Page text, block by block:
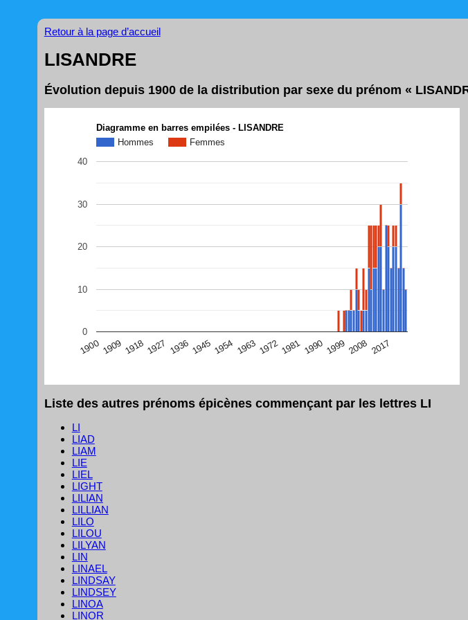
Retour à la page d’accueil
LISANDRE
Évolution depuis 1900 de la distribution par sexe du prénom «
Diagramme en barres empilées - LISANDRE
Hommes
Femmes
1900 1909 1918 1927 1936 1945 1954 1963 19721981 1990 1999 2008 2017
0
10
20
30
40
Liste des autres prénoms épicènes commençant par les lettres LI
LI
LIAD
LIAM
LIE
LIEL
LIGHT
LILIAN
LILLIAN
LILO
LILOU
LILYAN
LIN
LINAEL
LINDSAY
LINDSEY
LINOA
LINOR